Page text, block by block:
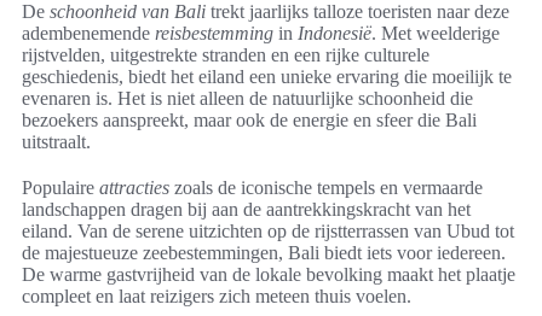
De schoonheid van Bali trekt jaarlijks talloze toeristen naar deze
adembenemende reisbestemming in Indonesië. Met weelderige
rijstvelden, uitgestrekte stranden en een rijke culturele
geschiedenis, biedt het eiland een unieke ervaring die moeilijk te
evenaren is. Het is niet alleen de natuurlijke schoonheid die
bezoekers aanspreekt, maar ook de energie en sfeer die Bali
uitstraalt.
Populaire attracties zoals de iconische tempels en vermaarde
landschappen dragen bij aan de aantrekkingskracht van het
eiland. Van de serene uitzichten op de rijstterrassen van Ubud tot
de majestueuze zeebestemmingen, Bali biedt iets voor iedereen.
De warme gastvrijheid van de lokale bevolking maakt het plaatje
compleet en laat reizigers zich meteen thuis voelen.